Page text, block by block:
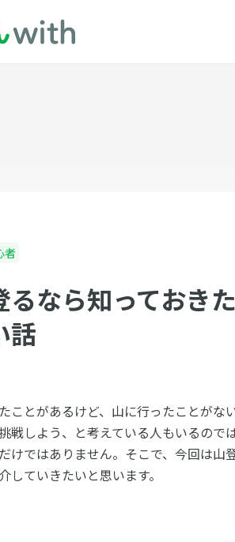
者
るなら知っておき
話
ことがあるけど、山に行ったことがな
戦しよう、と考えている人もいるので
けではありません。そこで、今回は山
していきたいと思います。